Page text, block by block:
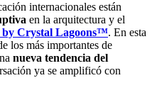
internacionales están
en la arquitectura y el
by Crystal Lagoons™. En esta
los más importantes de
nueva tendencia del
ya se amplificó con